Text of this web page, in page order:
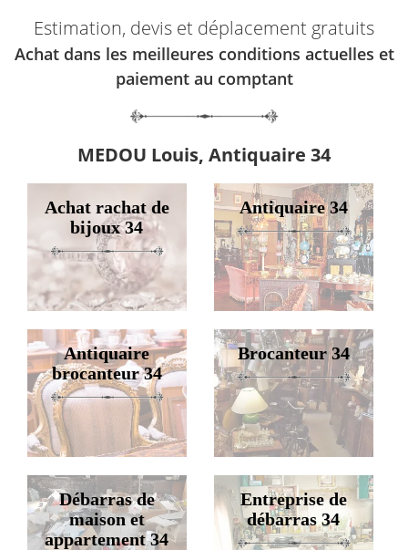
Estimation, devis et déplacement gratuits
Achat dans les meilleures conditions actuelles et
paiement au comptant
MEDOU Louis, Antiquaire 34
Achat rachat de
bijoux 34
Antiquaire 34
Antiquaire
brocanteur 34
Brocanteur 34
Débarras de
maison et
appartement 34
Entreprise de
débarras 34